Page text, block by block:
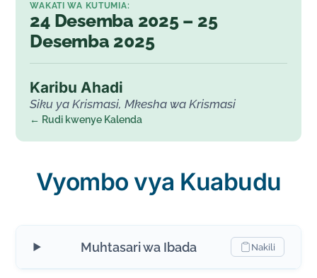
WAKATI WA KUTUMIA:
24 Desemba 2025 – 25
Desemba 2025
Karibu Ahadi
Siku ya Krismasi, Mkesha wa Krismasi
← Rudi kwenye Kalenda
Vyombo vya Kuabudu
Muhtasari wa Ibada Nakili